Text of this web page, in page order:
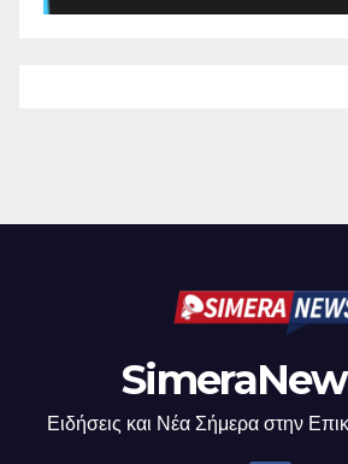
Ειδήσεις και Νέα Σήμερα στην